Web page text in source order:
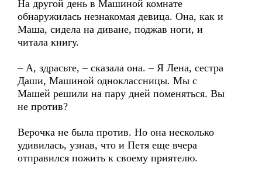
На другой день в Машиной комнате
обнаружилась незнакомая девица. Она, как и
Маша, сидела на диване, поджав ноги, и
читала книгу.
– А, здрасьте, – сказала она. – Я Лена, сестра
Даши, Машиной одноклассницы. Мы с
Машей решили на пару дней поменяться. Вы
не против?
Верочка не была против. Но она несколько
удивилась, узнав, что и Петя еще вчера
отправился пожить к своему приятелю.